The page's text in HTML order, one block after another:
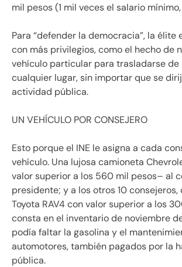
mil pesos (1 mil veces el salario
Para “defender la democracia”, la élite
con más privilegios, como el hecho de
vehículo particular para trasladarse de
cualquier lugar, sin importar que se
actividad pública.
UN VEHÍCULO POR CONSEJERO
Esto porque el INE le asigna a cada
vehículo. Una lujosa camioneta
valor superior a los 560 mil pesos– al
presidente; y a los otros 10
Toyota RAV4 con valor superior a los
consta en el inventario de noviembre
podía faltar la gasolina y el
automotores, también pagados por la
pública.